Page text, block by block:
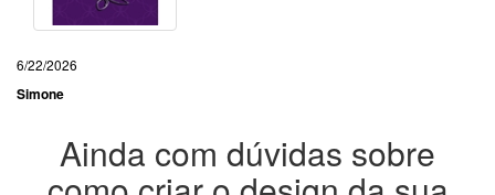
6/22/2026
Simone
Ainda com dúvidas sobre